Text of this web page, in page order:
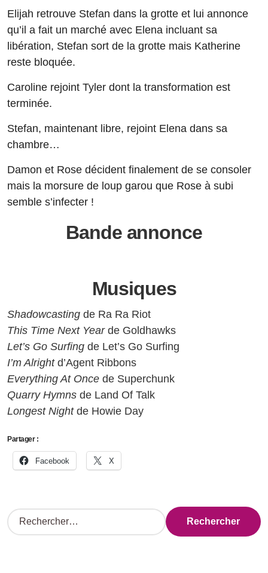
Elijah retrouve Stefan dans la grotte et lui annonce
qu’il a fait un marché avec Elena incluant sa
libération, Stefan sort de la grotte mais Katherine
reste bloquée.
Caroline rejoint Tyler dont la transformation est
terminée.
Stefan, maintenant libre, rejoint Elena dans sa
chambre…
Damon et Rose décident finalement de se consoler
mais la morsure de loup garou que Rose à subi
semble s’infecter !
Bande annonce
Musiques
Shadowcasting de Ra Ra Riot
This Time Next Yearde Goldhawks
Let’s Go Surfing de Let’s Go Surfing
I’m Alrightd’Agent Ribbons
Everything At Once de Superchunk
Quarry Hymns de Land Of Talk
Longest Nightde Howie Day
Partager :
Facebook X
R
e